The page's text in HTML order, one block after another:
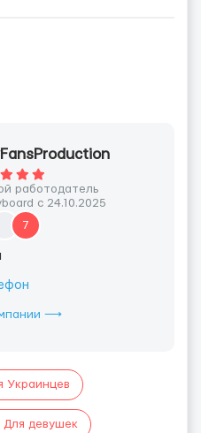
работодатель
с 24.10.2025
7
⟶
Украинцев
Для девушек